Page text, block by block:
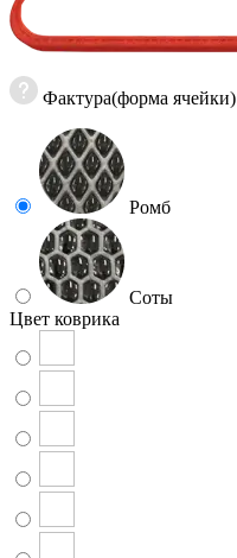
Фактура(форма ячейки)
Ромб
Соты
Цвет коврика